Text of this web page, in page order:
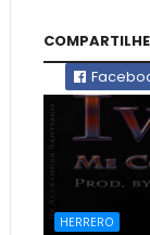
HERRERO